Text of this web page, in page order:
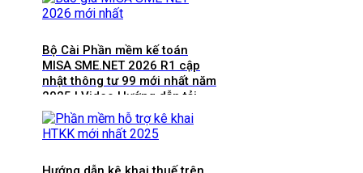
Bộ Cài Phần mềm kế toán
MISA SME.NET 2026 R1 cập
nhật thông tư 99 mới nhất năm
2025 | Video Hướng dẫn tải
Download cài đặt